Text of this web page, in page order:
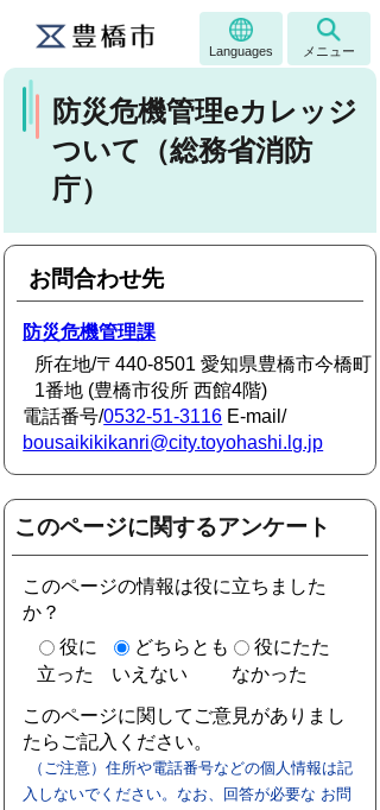
Languages メニュー
防災危機管理eカレッジ
ついて（総務省消防
庁）
お問合わせ先
防災危機管理課
所在地/〒440-8501 愛知県豊橋市今橋町
1番地 (豊橋市役所 西館4階)
電話番号/0532-51-3116 E-mail/
bousaikikikanri@city.toyohashi.lg.jp
このページに関するアンケート
このページの情報は役に立ちました
か？
役に
立った
どちらとも
いえない
役にたた
なかった
このページに関してご意見がありまし
たらご記入ください。
（ご注意）住所や電話番号などの個人情報は記
入しないでください。なお、回答が必要な お問